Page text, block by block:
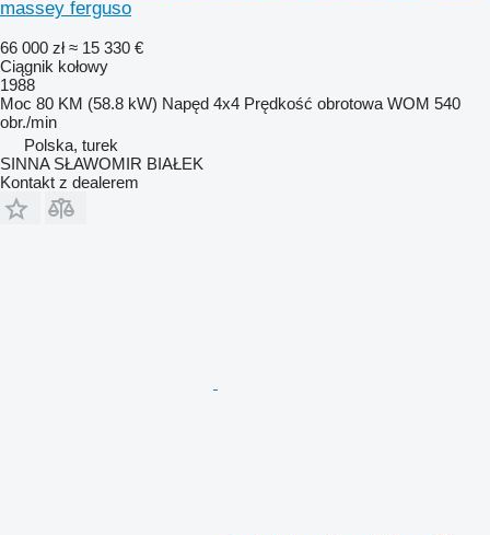
massey ferguso
66 000 zł ≈ 15 330 €
Ciągnik kołowy
1988
Moc 80 KM (58.8 kW) Napęd 4x4 Prędkość obrotowa WOM 540
obr./min
Polska, turek
SINNA SŁAWOMIR BIAŁEK
Kontakt z dealerem